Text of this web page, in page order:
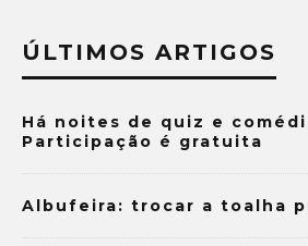
ÚLTIMOS ARTIGOS
Há noites de quiz e
Participação é gratuita
Albufeira: trocar a toalha